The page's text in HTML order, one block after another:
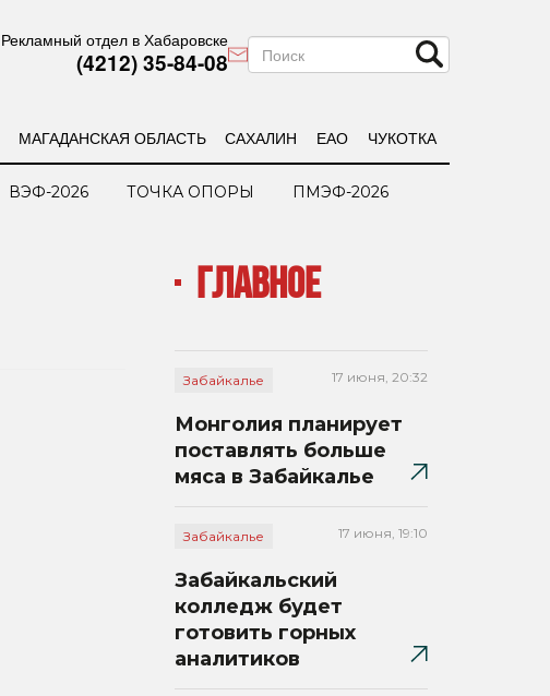
Рекламный отдел в Хабаровске
(4212) 35-84-08
МАГАДАНСКАЯ ОБЛАСТЬ САХАЛИН ЕАО ЧУКОТКА
ВЭФ-2026 ТОЧКА ОПОРЫ ПМЭФ-2026
ГЛАВНОЕ
Забайкалье 17 июня, 20:32
Монголия планирует
поставлять больше
мяса в Забайкалье
Забайкалье 17 июня, 19:10
Забайкальский
колледж будет
готовить горных
аналитиков